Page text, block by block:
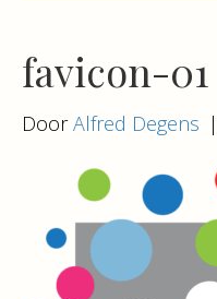
favicon-01
DoorAlfred Degens |